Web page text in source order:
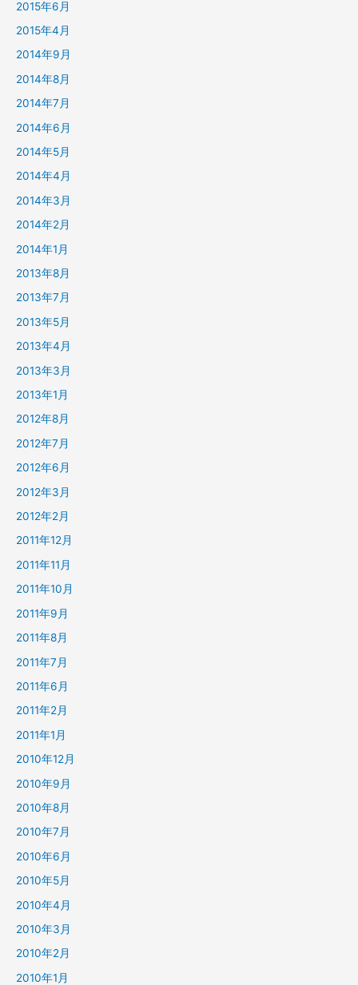
2015年6月
2015年4月
2014年9月
2014年8月
2014年7月
2014年6月
2014年5月
2014年4月
2014年3月
2014年2月
2014年1月
2013年8月
2013年7月
2013年5月
2013年4月
2013年3月
2013年1月
2012年8月
2012年7月
2012年6月
2012年3月
2012年2月
2011年12月
2011年11月
2011年10月
2011年9月
2011年8月
2011年7月
2011年6月
2011年2月
2011年1月
2010年12月
2010年9月
2010年8月
2010年7月
2010年6月
2010年5月
2010年4月
2010年3月
2010年2月
2010年1月